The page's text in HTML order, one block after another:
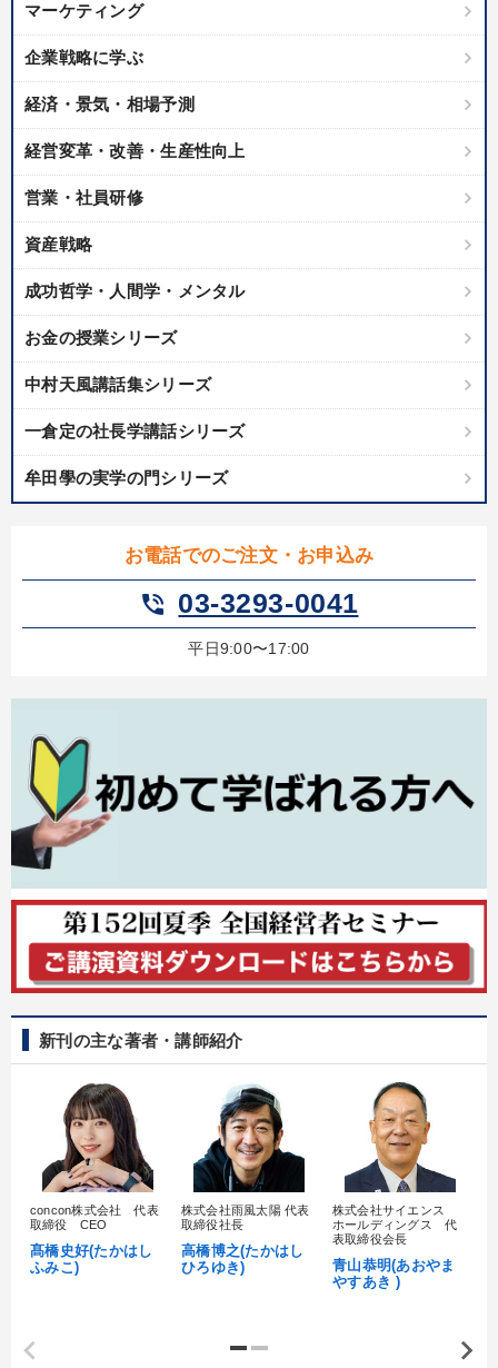
マーケティング
企業戦略に学ぶ
経済・景気・相場予測
経営変革・改善・生産性向上
営業・社員研修
資産戦略
成功哲学・人間学・メンタル
お金の授業シリーズ
中村天風講話集シリーズ
一倉定の社長学講話シリーズ
牟田學の実学の門シリーズ
お電話でのご注文・お申込み
phone_in_talk 03-3293-0041
平日9:00〜17:00
新刊の主な著者・講師紹介
concon株式会社 代表
取締役 CEO
髙橋史好(たかはし
ふみこ)
株式会社雨風太陽 代表
取締役社長
高橋博之(たかはし
ひろゆき)
株式会社サイエンス
ホールディングス 代
表取締役会長
青山恭明(あおやま
やすあき )